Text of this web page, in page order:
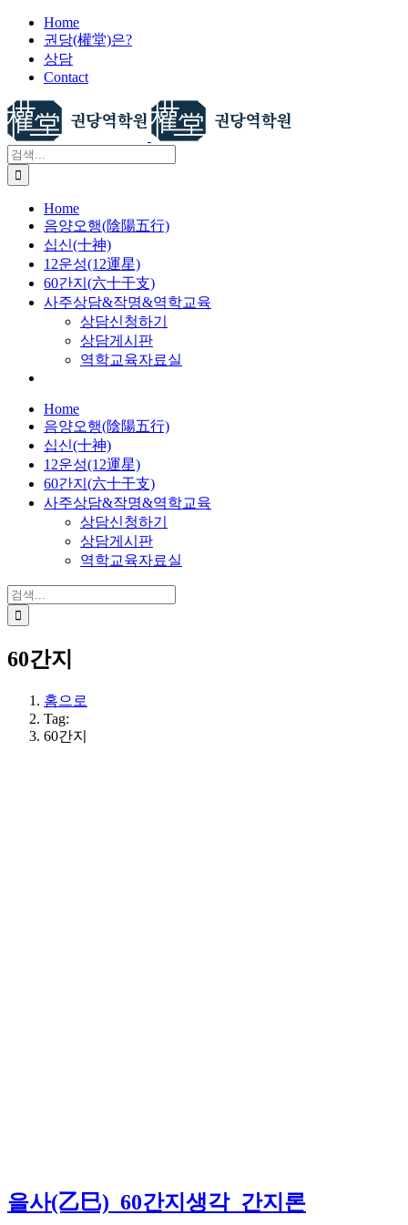
건
너
뛰
기
Home
권당(權堂)은?
상담
Contact
검
색:
Home
음양오행(陰陽五行)
십신(十神)
12운성(12運星)
60간지(六十干支)
사주상담&작명&역학교육
상담신청하기
상담게시판
역학교육자료실
Home
음양오행(陰陽五行)
십신(十神)
12운성(12運星)
60간지(六十干支)
사주상담&작명&역학교육
상담신청하기
상담게시판
역학교육자료실
검
색:
60간지
홈으로
Tag:
60간지
을사(乙巳)_60간지생각_간지론